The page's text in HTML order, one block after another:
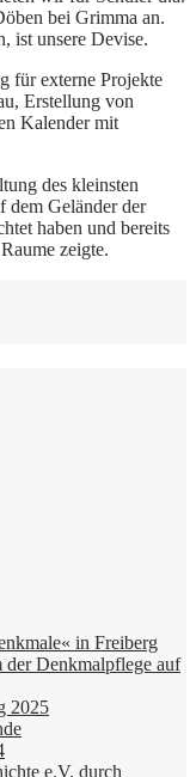
bei Grimma an.
ist unsere Devise.
für externe Projekte
Erstellung von
Kalender mit
des kleinsten
dem Geländer der
haben und bereits
zeigte.
in Freiberg
Denkmalpflege auf
2025
e.V. durch